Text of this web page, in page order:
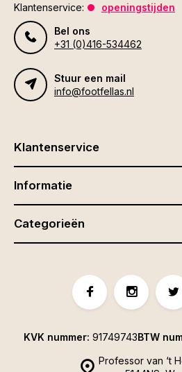
Klantenservice:
openingstijden
Bel ons
+31 (0)416-534462
Stuur een mail
info@footfellas.nl
Klantenservice
Informatie
Categorieën
Professor van ‘t
KVK nummer: 91749743BTW